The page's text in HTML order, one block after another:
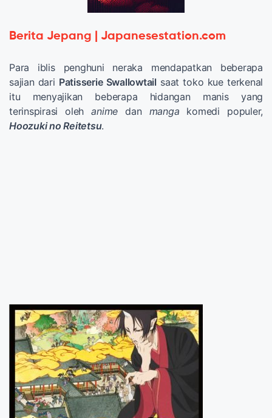
Berita Jepang | Japanesestation.com
Para iblis penghuni neraka mendapatkan beberapa
sajian dari Patisserie Swallowtail saat toko kue terkenal
itu menyajikan beberapa hidangan manis yang
terinspirasi olehanime dan manga komedi populer,
Hoozuki no Reitetsu.